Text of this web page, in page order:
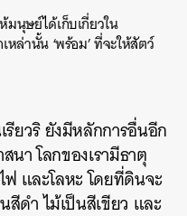
นุษย์ได้เก็บเกี่ยวใน
ล่านั้น ‘พร้อม’ ที่จะให้สัตว์
ยวริ ยังมีหลักการอื่นอีก
นา โลกของเรามีธาตุ
และโลหะ โดยที่ดินจะ
สีดำ ไม้เป็นสีเขียว และ
LINE EMAIL